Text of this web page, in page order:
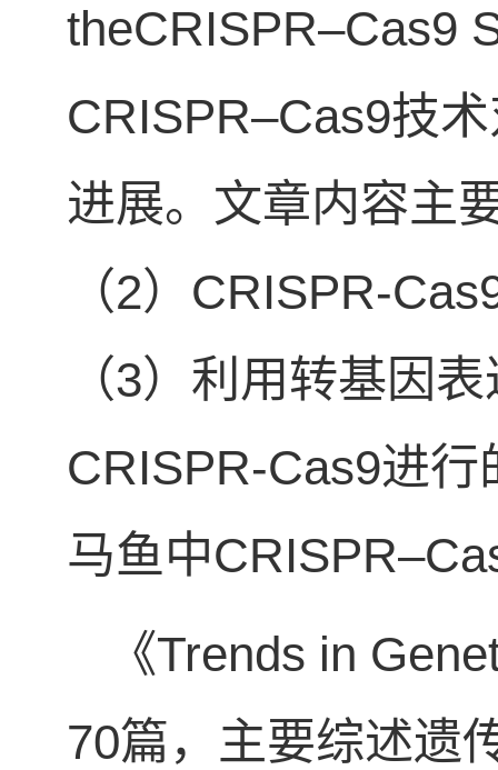
theCRISPR–Cas9
CRISPR–Cas9技
进展。文章内容主
（2）CRISPR-
（3）利用转基因
CRISPR-Cas9进
马鱼中
《Trends in
70篇，主要综述遗